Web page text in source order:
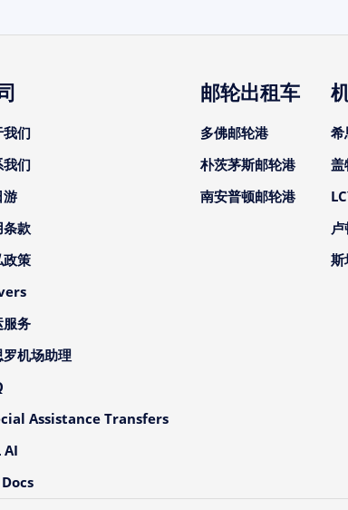
我们
们
游
条款
政策
服务
罗机场助理
Assistance Transfers
AI
邮轮出租车
多佛邮轮港
朴茨茅斯邮轮港
南安普顿邮轮港
希
盖
斯